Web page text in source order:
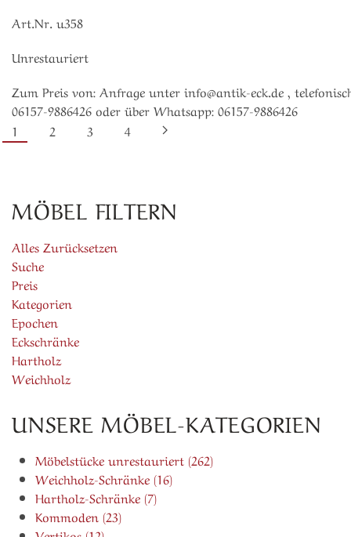
Art.Nr. u358
Unrestauriert
Zum Preis von: Anfrage unter info@antik-eck.de ,
06157-9886426 oder über Whatsapp: 06157-9886426
1
2 3 4
MÖBEL FILTERN
Alles Zurücksetzen
Suche
Preis
Kategorien
Epochen
Eckschränke
Hartholz
Weichholz
UNSERE MÖBEL-KATEGORIEN
Möbelstücke unrestauriert (262)
Weichholz-Schränke (16)
Hartholz-Schränke (7)
Kommoden (23)